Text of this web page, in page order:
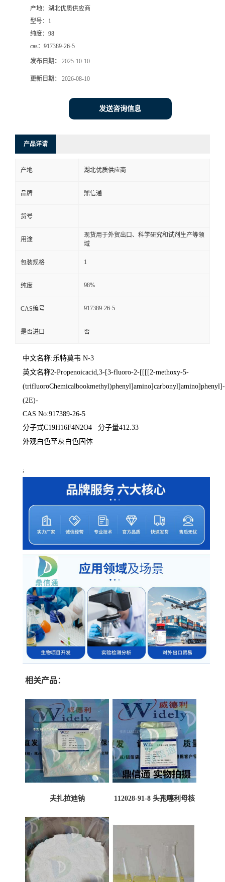
产地： 湖北优质供应商
型号： 1
纯度： 98
cas： 917389-26-5
发布日期： 2025-10-10
更新日期： 2026-08-10
发送咨询信息
产品详请
产地 湖北优质供应商
品牌 鼎信通
货号
用途
现货用于外贸出口、科学研究和试剂生产等领
域
包装规格 1
纯度 98%
CAS编号 917389-26-5
是否进口 否
中文名称:乐特莫韦 N-3
英文名称2-Propenoicacid,3-[3-fluoro-2-[[[[2-methoxy-5-
(2E)-
CAS No:917389-26-5
分子式C19H16F4N2O4 分子量412.33
外观白色至灰白色固体
;
相关产品：
夫扎拉迪钠
112028-91-8 头孢噻利母核